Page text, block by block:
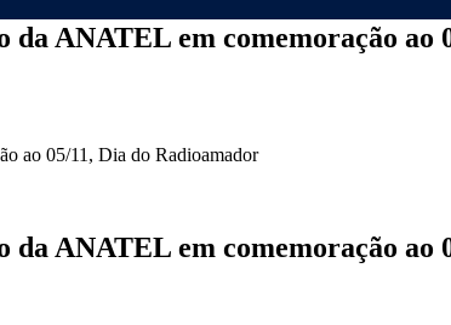
ANATEL em comemoração ao
ao 05/11, Dia do Radioamador
ANATEL em comemoração ao